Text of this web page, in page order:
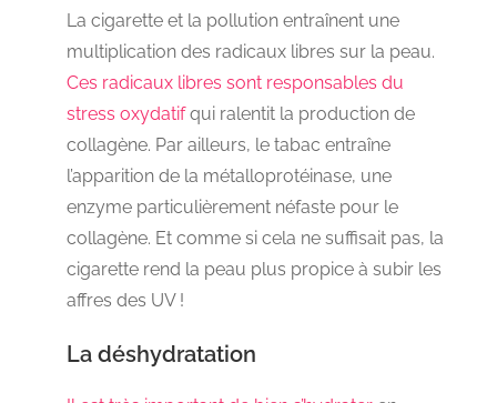
La cigarette et la pollution entraînent une
multiplication des radicaux libres sur la peau.
Ces radicaux libres sont responsables du
stress oxydatifqui ralentit la production de
collagène. Par ailleurs, le tabac entraîne
l’apparition de la métalloprotéinase, une
enzyme particulièrement néfaste pour le
collagène. Et comme si cela ne suffisait pas, la
cigarette rend la peau plus propice à subir les
affres des UV !
La déshydratation